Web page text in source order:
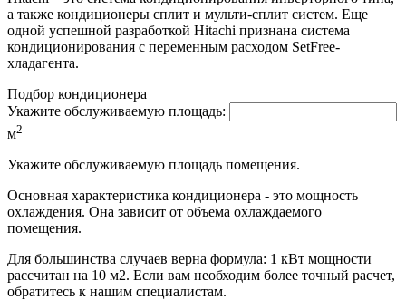
а также кондиционеры сплит и мульти-сплит систем. Еще
одной успешной разработкой Hitachi признана система
кондиционирования с переменным расходом SetFree-
хладагента.
Подбор кондиционера
Укажите обслуживаемую площадь:
м2
Укажите обслуживаемую площадь помещения.
Основная характеристика кондиционера - это мощность
охлаждения. Она зависит от объема охлаждаемого
помещения.
Для большинства случаев верна формула: 1 кВт мощности
рассчитан на 10 м2. Если вам необходим более точный расчет,
обратитесь к нашим специалистам.